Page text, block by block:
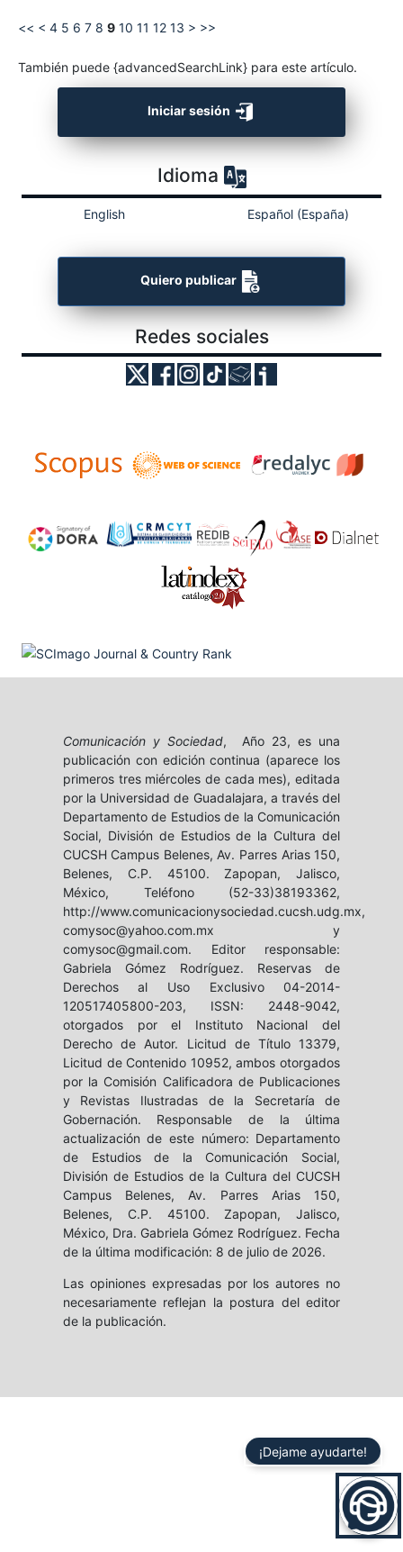
<< < 4 5 6 7 8 9 10 11 12 13 > >>
También puede {advancedSearchLink} para este artículo.
Iniciar sesión
Idioma
English Español (España)
Quiero publicar
Redes sociales
Comunicación y Sociedad, Año 23, es una
publicación con edición continua (aparece los
primeros tres miércoles de cada mes), editada
por la Universidad de Guadalajara, a través del
Departamento de Estudios de la Comunicación
Social, División de Estudios de la Cultura del
CUCSH Campus Belenes, Av. Parres Arias 150,
Belenes, C.P. 45100. Zapopan, Jalisco,
México, Teléfono (52-33)38193362,
http://www.comunicacionysociedad.cucsh.udg.mx,
comysoc@yahoo.com.mx y
comysoc@gmail.com. Editor responsable:
Gabriela Gómez Rodríguez. Reservas de
Derechos al Uso Exclusivo 04-2014-
120517405800-203, ISSN: 2448-9042,
otorgados por el Instituto Nacional del
Derecho de Autor. Licitud de Título 13379,
Licitud de Contenido 10952, ambos otorgados
por la Comisión Calificadora de Publicaciones
y Revistas Ilustradas de la Secretaría de
Gobernación. Responsable de la última
actualización de este número: Departamento
de Estudios de la Comunicación Social,
División de Estudios de la Cultura del CUCSH
Campus Belenes, Av. Parres Arias 150,
Belenes, C.P. 45100. Zapopan, Jalisco,
México, Dra. Gabriela Gómez Rodríguez. Fecha
de la última modificación: 8 de julio de 2026.
Las opiniones expresadas por los autores no
necesariamente reflejan la postura del editor
de la publicación.
¡Dejame ayudarte!